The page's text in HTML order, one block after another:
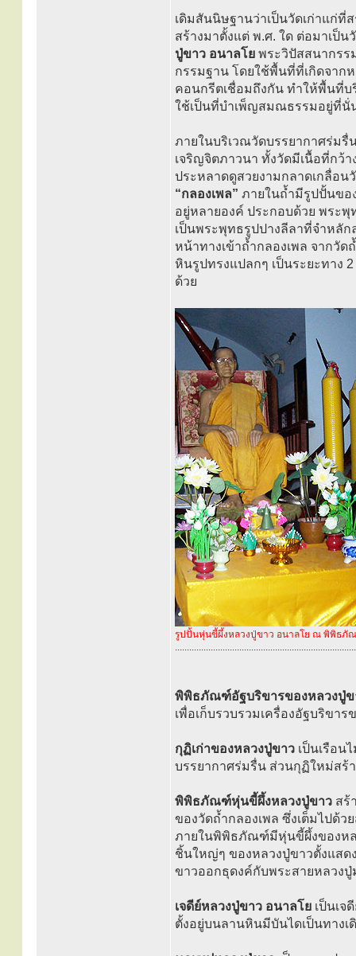
เดิมสันนิษฐานว่าเป็นวัดเก่าแก่
สร้างมาตั้งแต่ พ.ศ. ใด ต่อมาเป็
ปู่ขาว อนาลโย พระวิปัสสนากรร
กรรมฐาน โดยใช้พื้นที่ที่เกิดจา
คอนกรีตเชื่อมถึงกัน ทำให้พื้นที่บ
ใช้เป็นที่บำเพ็ญสมณธรรมอยู่ที่นั่
ภายในบริเวณวัดบรรยากาศร่มรื่
เจริญจิตภาวนา ทั้งวัดมีเนื้อที่กว้
ประหลาดดูสวยงามกลาดเกลื่อ
“กลองเพล” ภายในถ้ำมีรูปปั้นข
อยู่หลายองค์ ประกอบด้วย พระ
เป็นพระพุทธรูปปางลีลาที่จำหลั
หน้าทางเข้าถ้ำกลองเพล จากวั
หินรูปทรงแปลกๆ เป็นระยะทาง
ด้วย
รูปปั้นหุ่นขี้ผึ้งหลวงปู่ขาว อนาลโย ณ พิพิธภั
............................................................................
พิพิธภัณฑ์อัฐบริขารของหลวงปู่ข
เพื่อเก็บรวบรวมเครื่องอัฐบริขา
กุฏิเก่าของหลวงปู่ขาว เป็นเรือน
บรรยากาศร่มรื่น ส่วนกุฏิใหม่สร้
พิพิธภัณฑ์หุ่นขี้ผึ้งหลวงปู่ขาว สร้
ของวัดถ้ำกลองเพล ซึ่งเต็มไปด้
ภายในพิพิธภัณฑ์มีหุ่นขี้ผึ้งของหล
ชิ้นใหญ่ๆ ของหลวงปู่ขาวตั้งแสด
ขาวออกธุดงค์กับพระสายหลวง
เจดีย์หลวงปู่ขาว อนาลโย เป็นเจ
ตั้งอยู่บนลานหินมีบันไดเป็นทางเ